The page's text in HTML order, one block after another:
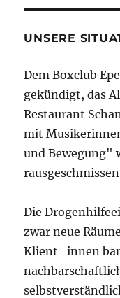
UNSERE
Dem Boxclub
gekündigt, das
Restaurant
mit
und Bewegung"
Die
zwar neue
Klient_innen